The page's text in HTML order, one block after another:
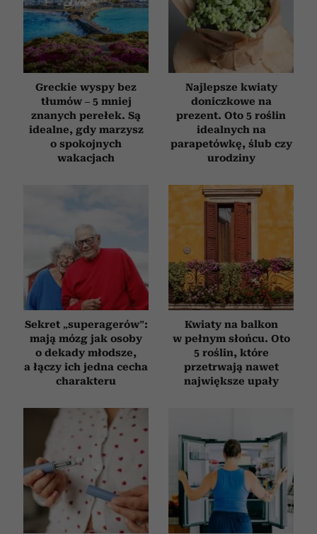
Greckie wyspy bez
tłumów – 5 mniej
znanych perełek. Są
idealne, gdy marzysz
o spokojnych
wakacjach
Najlepsze kwiaty
doniczkowe na
prezent. Oto 5 roślin
idealnych na
parapetówkę, ślub czy
urodziny
Sekret „superagerów”:
mają mózg jak osoby
o dekady młodsze,
a łączy ich jedna cecha
charakteru
Kwiaty na balkon
w pełnym słońcu. Oto
5 roślin, które
przetrwają nawet
największe upały